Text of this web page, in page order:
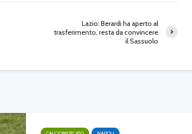
Lazio: Berardi ha aperto al
trasferimento, resta da convincere
il Sassuolo